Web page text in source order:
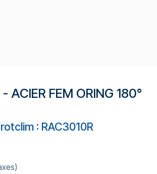
ACIER FEM ORING 180°
: RAC3010R